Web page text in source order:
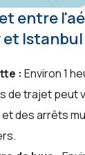
entre
et Istanbul
: Environ 1
de trajet peut
des arrêts